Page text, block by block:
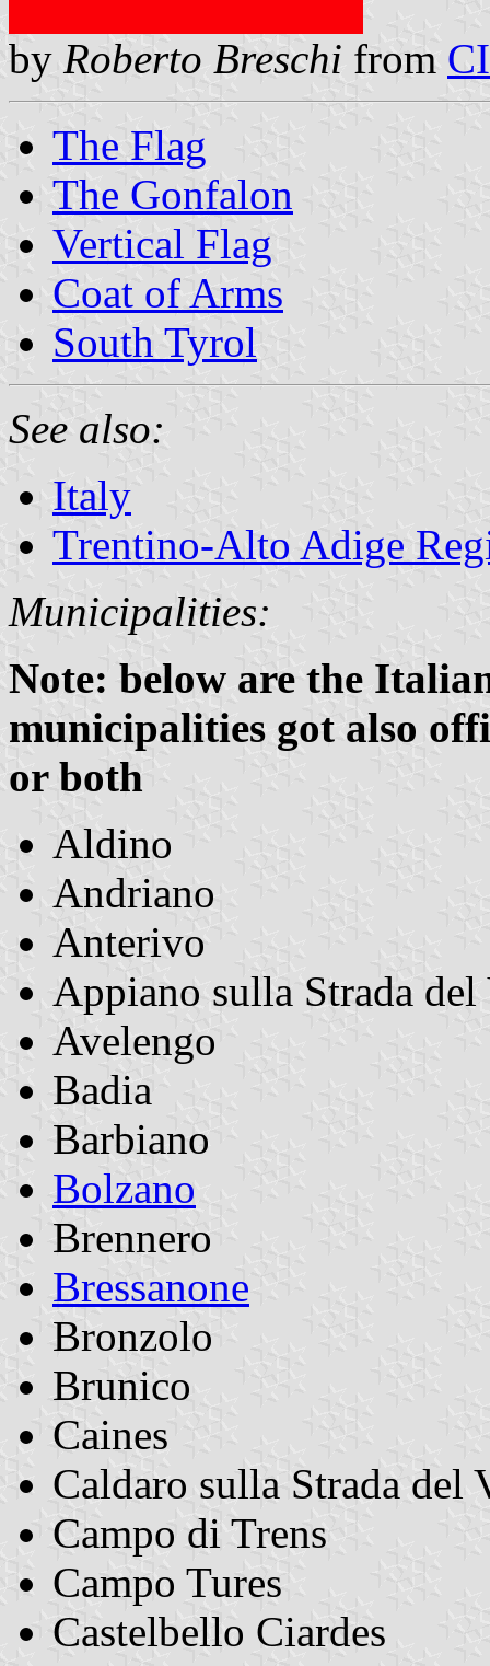
by Roberto Breschi from
The Flag
The Gonfalon
Vertical Flag
Coat of Arms
South Tyrol
See also:
Italy
Trentino-Alto Adige
Municipalities:
Note: below are the
municipalities got also
or both
Aldino
Andriano
Anterivo
Appiano sulla Strada
Avelengo
Badia
Barbiano
Bolzano
Brennero
Bressanone
Bronzolo
Brunico
Caines
Caldaro sulla Strada del
Campo di Trens
Campo Tures
Castelbello Ciardes